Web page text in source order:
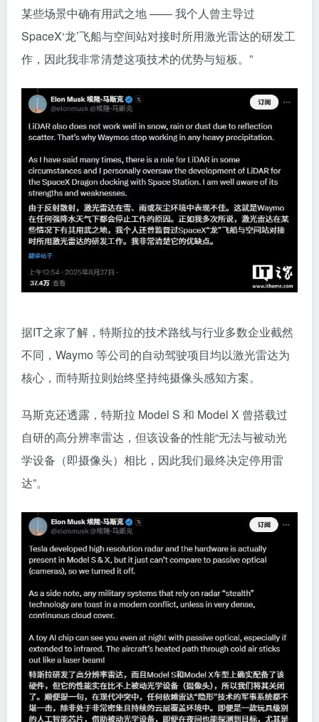
某些场景中确有用武之地 —— 我个人曾主导过
SpaceX‘龙’飞船与空间站对接时所用激光雷达的研发工
作，因此我非常清楚这项技术的优势与短板。”
据IT之家了解，特斯拉的技术路线与行业多数企业截然
不同，Waymo 等公司的自动驾驶项目均以激光雷达为
核心，而特斯拉则始终坚持纯摄像头感知方案。
马斯克还透露，特斯拉 Model S 和 Model X 曾搭载过
自研的高分辨率雷达，但该设备的性能“无法与被动光
学设备（即摄像头）相比，因此我们最终决定停用雷
达”。